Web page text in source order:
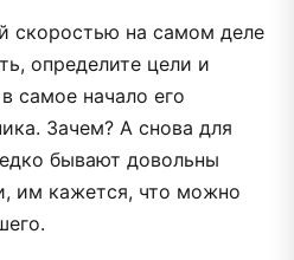
скоростью на самом деле
определите цели и
самое начало его
Зачем? А снова для
бывают довольны
им кажется, что можно